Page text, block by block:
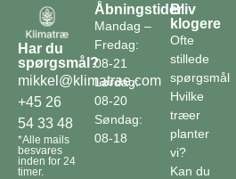
Har du
spørgsmål?
mikkel@klimatrae.com
+45 26
54 33 48
*Alle mails
besvares
inden for 24
timer.
Åbningstider
Mandag –
Fredag:
08-21
Lørdag:
08-20
Søndag:
08-18
Bliv
klogere
Ofte
stillede
spørgsmål
Hvilke
træer
planter
vi?
Kan du